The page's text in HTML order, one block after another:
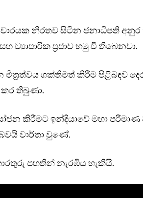
නිරතව සිටින ජනාධිපති අනුර
ව්‍යාපාරික ප්‍රජාව හමු වී තිබෙනවා.
මිත්‍රත්වය ශක්තිමත් කිරීම පිළිබඳව
කර තිබුණා.
කිරීමට ඉන්දියාවේ මහා පරිමාණ
වාර්තා වුණේ.
පහතින් නැරඹිය හැකියි.